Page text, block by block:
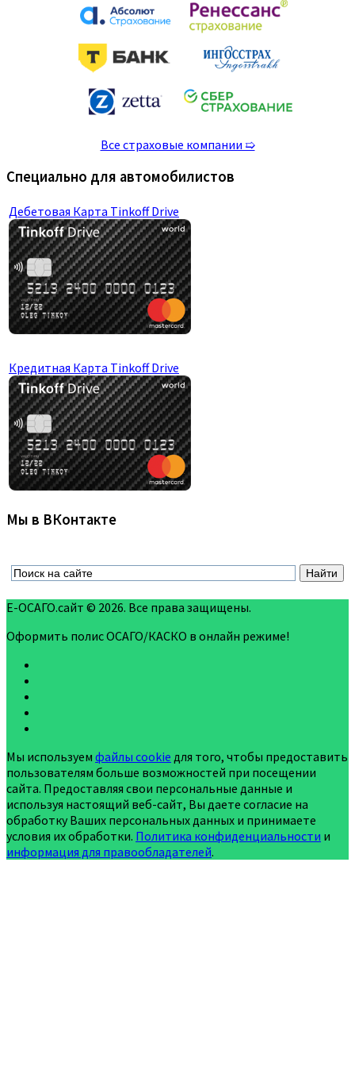
Все страховые компании ➯
Специально для автомобилистов
Дебетовая Карта Tinkoff Drive
Кредитная Карта Tinkoff Drive
Мы в ВКонтакте
Е-ОСАГО.сайт © 2026. Все права защищены.
Оформить полис ОСАГО/КАСКО в онлайн режиме!
Мы используем файлы cookie для того, чтобы предоставить
пользователям больше возможностей при посещении
сайта. Предоставляя свои персональные данные и
используя настоящий веб-сайт, Вы даете согласие на
обработку Ваших персональных данных и принимаете
условия их обработки. Политика конфиденциальности и
информация для правообладателей.